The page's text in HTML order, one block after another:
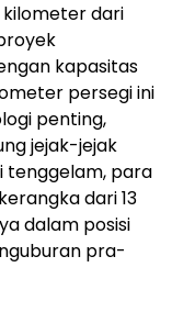
kilometer dari
kapasitas
persegi ini
penting,
jejak-jejak
tenggelam, para
dari 13
dalam posisi
pra-